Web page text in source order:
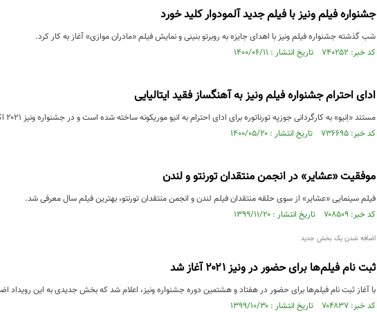
جشنواره فیلم ونیز با فیلم جدید آلمودوار کلید خورد
شب گذشته جشنواره فیلم ونیز با اهدای جایزه به روبرتو بنینی و نمایش فیلم «مادران موازی» آغاز به کار کرد.
کد خبر: ۷۴۰۲۵۲ تاریخ انتشار : ۱۴۰۰/۰۶/۱۱
ادای احترام جشنواره فیلم ونیز به آهنگساز فقید ایتالیایی
مستند «اِنیو» به کارگردانی جوزپه تورناتوره برای ادای احترام به انیو موریکونه ساخته شده است و در جشنواره ونیز ۲۰۲۱ اکران خواهد شد.
کد خبر: ۷۳۶۶۹۵ تاریخ انتشار : ۱۴۰۰/۰۵/۲۰
موفقیت «عشایر» در انجمن منتقدان تورنتو و لندن
فیلم سینمایی «عشایر» از سوی حلقه منتقدان فیلم لندن و انجمن منتقدان تورنتو، بهترین فیلم سال معرفی شد.
کد خبر: ۷۰۸۵۰۹ تاریخ انتشار : ۱۳۹۹/۱۱/۲۰
اضافه شدن یک بخش جدید
ثبت نام فیلم‌ها برای حضور در ونیز ۲۰۲۱ آغاز شد
با آغاز ثبت نام فیلم‌ها برای حضور در هفتاد و هشتمین دوره جشنواره ونیز، اعلام شد که بخش جدیدی به این رویداد
کد خبر: ۷۰۴۸۳۷ تاریخ انتشار : ۱۳۹۹/۱۰/۳۰